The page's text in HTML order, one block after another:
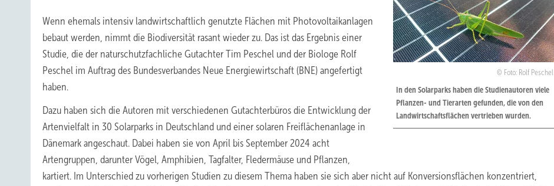
Foto: Rolf Peschel
In den Solarparks haben die Studienautoren viele
Pflanzen- und Tierarten gefunden, die von den
Landwirtschaftsflächen vertrieben wurden.
Wenn ehemals intensiv landwirtschaftlich genutzte Flächen mit Photovoltaikanlagen
bebaut werden, nimmt die Biodiversität rasant wieder zu. Das ist das Ergebnis einer
Studie, die der naturschutzfachliche Gutachter Tim Peschel und der Biologe Rolf
Peschel im Auftrag des Bundesverbandes Neue Energiewirtschaft (BNE) angefertigt
haben.
Dazu haben sich die Autoren mit verschiedenen Gutachterbüros die Entwicklung der
Artenvielfalt in 30 Solarparks in Deutschland und einer solaren Freiflächenanlage in
Dänemark angeschaut. Dabei haben sie von April bis September 2024 acht
Artengruppen, darunter Vögel, Amphibien, Tagfalter, Fledermäuse und Pflanzen,
kartiert. Im Unterschied zu vorherigen Studien zu diesem Thema haben sie sich aber nicht auf Konversionsflächen konzentriert,